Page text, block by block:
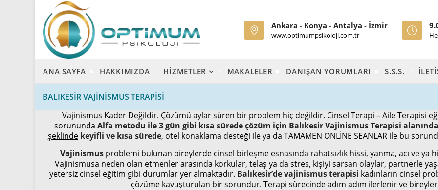
Ankara - Konya - Antalya - İzmir
www.optimumpsikoloji.com.tr
ANA SAYFA HAKKIMIZDA HİZMETLER MAKALELER DANIŞAN YORUMLARI S.S.S.
BALIKESİR VAJİNİSMUS TERAPİSİ
Vajinismus Kader Değildir. Çözümü aylar süren bir problem hiç değildir. Cinsel Terapi – Aile Terapisi
sorunundaAlfa metodu ile 3 gün gibi kısa sürede çözüm için Balıkesir Vajinismus Terapisi
şeklinde keyifli ve kısa sürede, otel konaklama desteği ile ya da TAMAMEN ONLİNE SEANLAR ile bu
Vajinismus problemi bulunan bireylerde cinsel birleşme esnasında rahatsızlık hissi, yanma, acı ve ya
Vajinismusa neden olan etmenler arasında korkular, telaş ya da stres, kişiyi sarsan olaylar, partnerle
yetersiz cinsel eğitim gibi durumlar yer almaktadır. Balıkesir’de vajinismus terapisi kadınların cinsel
çözüme kavuşturulan bir sorundur. Terapi sürecinde adım adım ilerlenir ve bireyler